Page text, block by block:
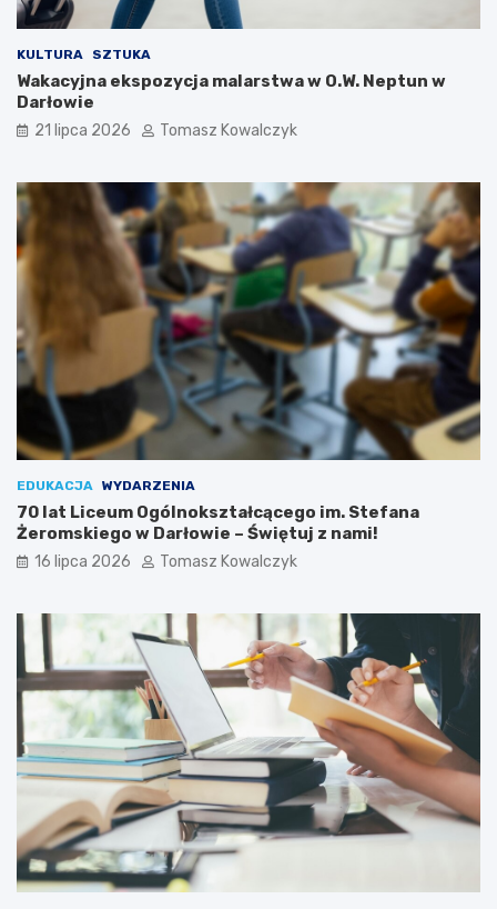
KULTURA SZTUKA
Wakacyjna ekspozycja malarstwa w O.W. Neptun w
Darłowie
21 lipca 2026 Tomasz Kowalczyk
EDUKACJA WYDARZENIA
70 lat Liceum Ogólnokształcącego im. Stefana
Żeromskiego w Darłowie – Świętuj z nami!
16 lipca 2026 Tomasz Kowalczyk